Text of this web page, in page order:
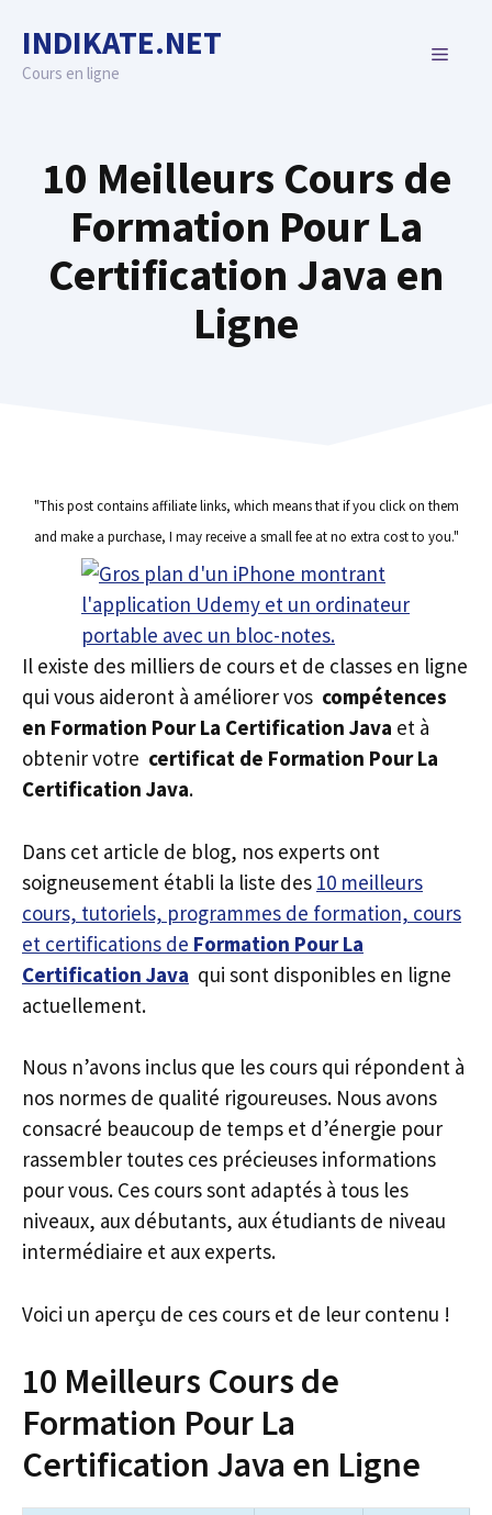
content
INDIKATE.NET
Cours en ligne
MENU
10 Meilleurs Cours de
Formation Pour La
Certification Java en
Ligne
"This post contains affiliate links, which means that if you click on them
and make a purchase, I may receive a small fee at no extra cost to you."
Il existe des milliers de cours et de classes en ligne
qui vous aideront à améliorer vos compétences
en Formation Pour La Certification Java et à
obtenir votre certificat de Formation Pour La
Certification Java.
Dans cet article de blog, nos experts ont
soigneusement établi la liste des 10 meilleurs
cours, tutoriels, programmes de formation, cours
et certifications de Formation Pour La
Certification Java qui sont disponibles en ligne
actuellement.
Nous n’avons inclus que les cours qui répondent à
nos normes de qualité rigoureuses. Nous avons
consacré beaucoup de temps et d’énergie pour
rassembler toutes ces précieuses informations
pour vous. Ces cours sont adaptés à tous les
niveaux, aux débutants, aux étudiants de niveau
intermédiaire et aux experts.
Voici un aperçu de ces cours et de leur contenu !
10 Meilleurs Cours de
Formation Pour La
Certification Java en Ligne